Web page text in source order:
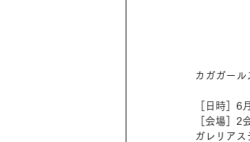
カガガール
［日時］6
［会場］2
ガレリアス